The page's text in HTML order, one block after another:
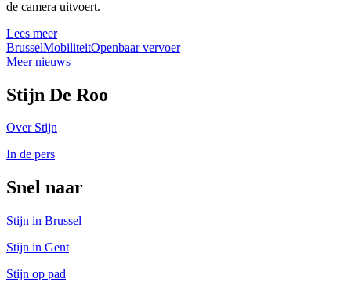
de camera uitvoert.
Lees meer
BrusselMobiliteitOpenbaar vervoer
Meer nieuws
Stijn De Roo
Over Stijn
In de pers
Snel naar
Stijn in Brussel
Stijn in Gent
Stijn op pad